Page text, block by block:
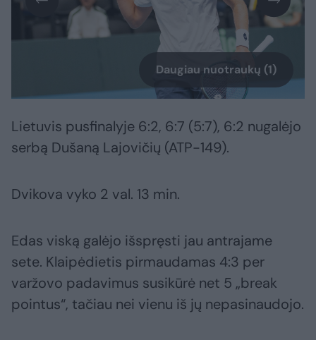
Daugiau nuotraukų (1)
Lietuvis pusfinalyje 6:2, 6:7 (5:7), 6:2 nugalėjo
serbą Dušaną Lajovičių (ATP-149).
Dvikova vyko 2 val. 13 min.
Edas viską galėjo išspręsti jau antrajame
sete. Klaipėdietis pirmaudamas 4:3 per
varžovo padavimus susikūrė net 5 „break
pointus“, tačiau nei vienu iš jų nepasinaudojo.